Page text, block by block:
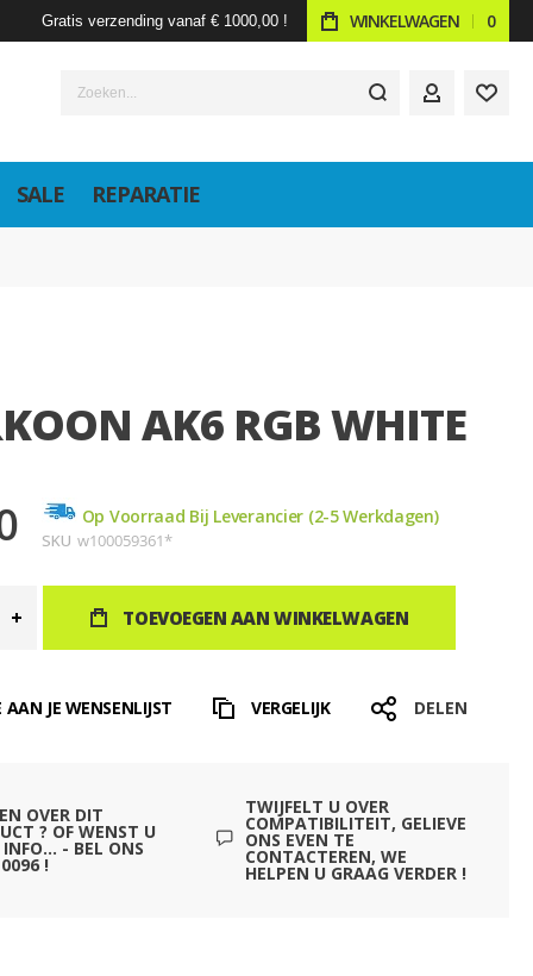
Gratis verzending vanaf € 1000,00 ! WINKELWAGEN 0
Zoeken...
ACCOUNT
SALE REPARATIE
AK6 RGB WHITE
Op Voorraad Bij Leverancier (2-5 Werkdagen)
SKU w100059361*
TOEVOEGEN AAN WINKELWAGEN
AAN JE WENSENLIJST VERGELIJK DELEN
OVER DIT
? OF WENST U
INFO... - BEL ONS
!
TWIJFELT U OVER
COMPATIBILITEIT, GELIEVE
ONS EVEN TE
CONTACTEREN, WE
HELPEN U GRAAG VERDER !